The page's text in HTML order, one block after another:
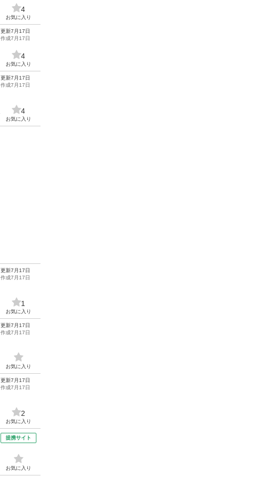
4
お気に入り
更新7月17日
作成7月17日
4
お気に入り
更新7月17日
作成7月17日
4
お気に入り
更新7月17日
作成7月17日
1
お気に入り
更新7月17日
作成7月17日
お気に入り
更新7月17日
作成7月17日
2
お気に入り
提携サイト
お気に入り